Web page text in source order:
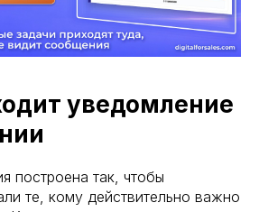
уведомление
построена так, чтобы
те, кому действительно важно